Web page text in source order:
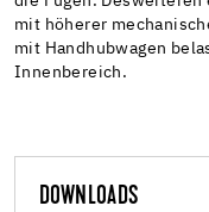
mit höherer
mit Handhubwagen
Innenbereich.
DOWNLOADS